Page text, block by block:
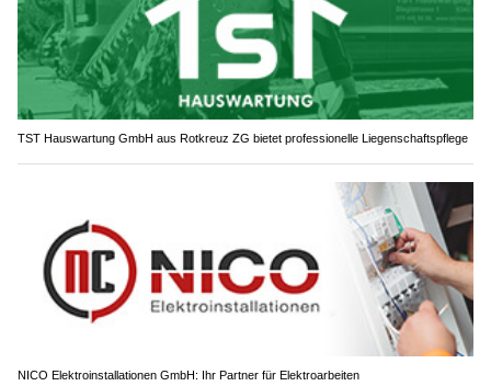
TST Hauswartung GmbH aus Rotkreuz ZG bietet professionelle Liegenschaftspflege
NICO Elektroinstallationen GmbH: Ihr Partner für Elektroarbeiten